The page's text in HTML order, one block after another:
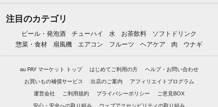
注目のカテゴリ
ビール・発泡酒 チューハイ 水 お茶飲料
ソフトドリンク
惣菜・食材
扇風機 エアコン フルーツ ヘアケア 肉 ウナギ
au PAY マーケット トップ はじめてご利用の方 ヘルプ・お問い合わせ
お買いもの補償サービス 出店のご案内 アフィリエイトプログラム
運営会社 ご利用規約 プライバシーポリシー ご意見BOX
安心・安全への取り組み ウェブアクセシビリティの取り組み